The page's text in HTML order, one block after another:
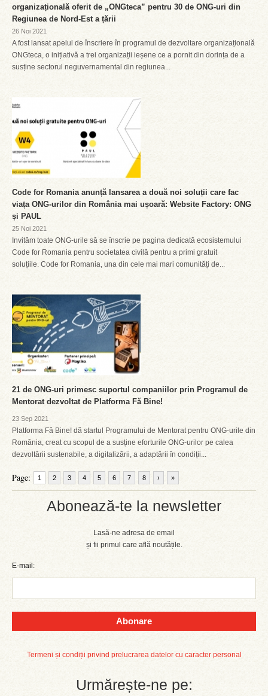
Abonează-te la newsletter
Lasă-ne adresa de email
și fii primul care află noutățile.
E-mail:
Abonare
Termeni și condiții privind prelucrarea datelor cu caracter personal
Urmărește-ne pe:
organizațională oferit de „ONGteca” pentru 30 de ONG-uri din
Regiunea de Nord-Est a țării
26 Noi 2021
A fost lansat apelul de înscriere în programul de dezvoltare organizațională
ONGteca, o inițiativă a trei organizații ieșene ce a pornit din dorința de a
susține sectorul neguvernamental din regiunea...
Code for Romania anunță lansarea a două noi soluții care fac
viața ONG-urilor din România mai ușoară: Website Factory: ONG
și PAUL
25 Noi 2021
Invităm toate ONG-urile să se înscrie pe pagina dedicată ecosistemului
Code for Romania pentru societatea civilă pentru a primi gratuit
soluțiile. Code for Romania, una din cele mai mari comunități de...
21 de ONG-uri primesc suportul companiilor prin Programul de
Mentorat dezvoltat de Platforma Fă Bine!
23 Sep 2021
Platforma Fă Bine! dă startul Programului de Mentorat pentru ONG-urile din
România, creat cu scopul de a susține eforturile ONG-urilor pe calea
dezvoltării sustenabile, a digitalizării, a adaptării în condiții...
Page: 1 2 3 4 5 6 7 8 › »